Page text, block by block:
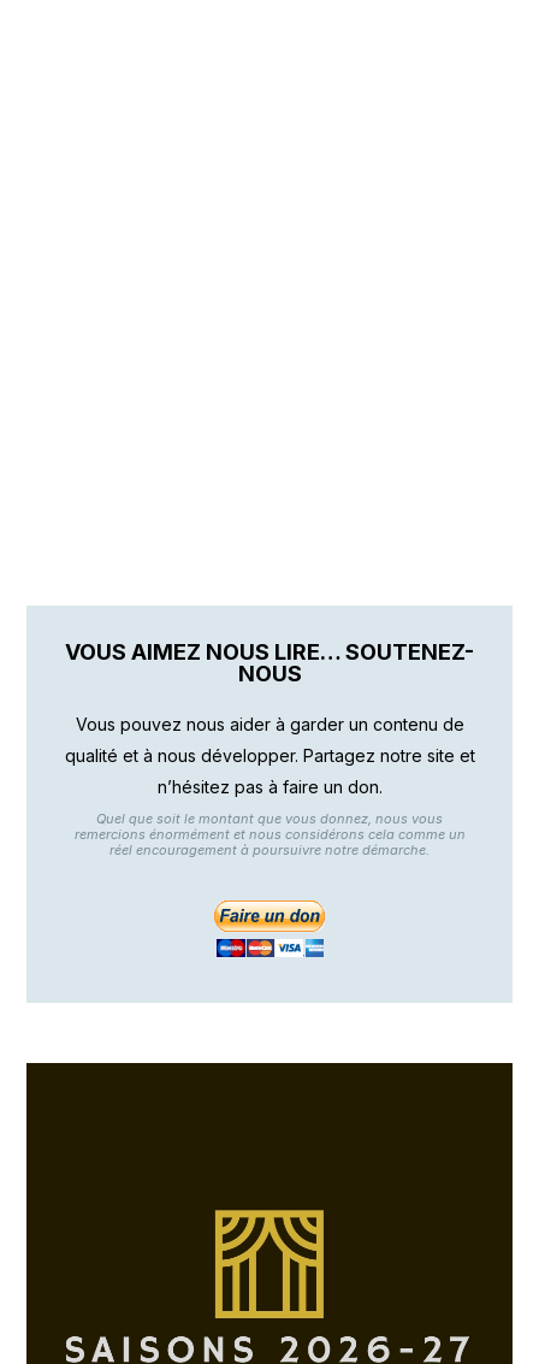
VOUS AIMEZ NOUS LIRE… SOUTENEZ-
NOUS
Vous pouvez nous aider à garder un contenu de
qualité et à nous développer. Partagez notre site et
n’hésitez pas à faire un don.
Quel que soit le montant que vous donnez, nous vous
remercions énormément et nous considérons cela comme un
réel encouragement à poursuivre notre démarche.